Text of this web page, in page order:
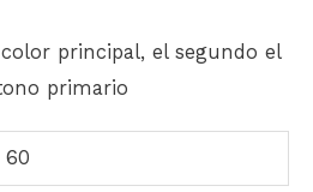
principal, el segundo el
primario
60